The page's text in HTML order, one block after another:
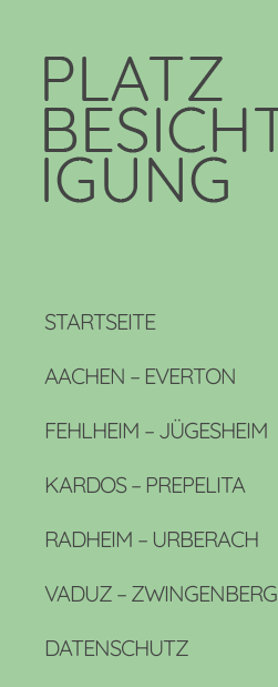
STARTSEITE
AACHEN – EVERTON
FEHLHEIM – JÜGESHEIM
KARDOS – PREPELITA
RADHEIM – URBERACH
VADUZ – ZWINGENBERG
DATENSCHUTZ